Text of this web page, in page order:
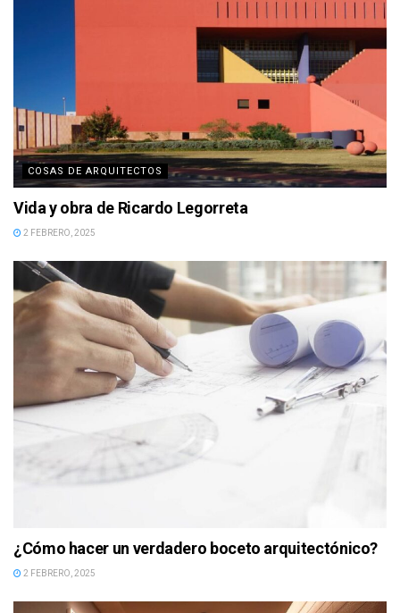
COSAS DE ARQUITECTOS
Vida y obra de Ricardo Legorreta
2 FEBRERO, 2025
¿Cómo hacer un verdadero boceto arquitectónico?
2 FEBRERO, 2025